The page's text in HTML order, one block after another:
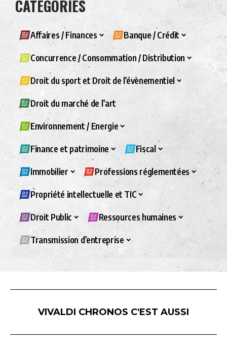
CATÉGORIES
Affaires / Finances Banque / Crédit
Concurrence / Consommation / Distribution
Droit du sport et Droit de l’évènementiel
Droit du marché de l’art
Environnement / Energie
Finance et patrimoine Fiscal
Immobilier Professions réglementées
Propriété intellectuelle et TIC
Droit Public Ressources humaines
Transmission d’entreprise
VIVALDI CHRONOS C'EST AUSSI